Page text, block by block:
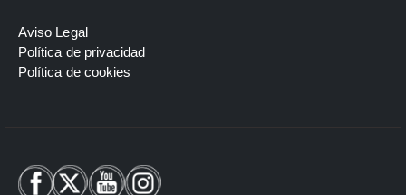
Aviso Legal
Política de privacidad
Política de cookies